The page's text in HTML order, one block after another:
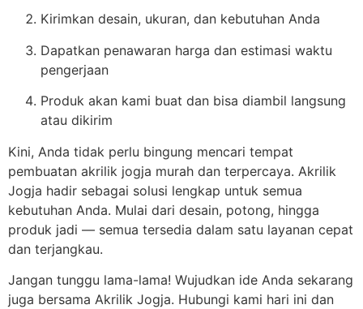
Kirimkan desain, ukuran, dan kebutuhan Anda
Dapatkan penawaran harga dan estimasi waktu
pengerjaan
Produk akan kami buat dan bisa diambil langsung
atau dikirim
Kini, Anda tidak perlu bingung mencari tempat
pembuatan akrilik jogja murah dan terpercaya. Akrilik
Jogja hadir sebagai solusi lengkap untuk semua
kebutuhan Anda. Mulai dari desain, potong, hingga
produk jadi — semua tersedia dalam satu layanan cepat
dan terjangkau.
Jangan tunggu lama-lama! Wujudkan ide Anda sekarang
juga bersama Akrilik Jogja. Hubungi kami hari ini dan